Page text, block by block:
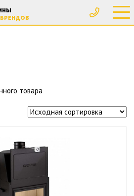
мм
товара